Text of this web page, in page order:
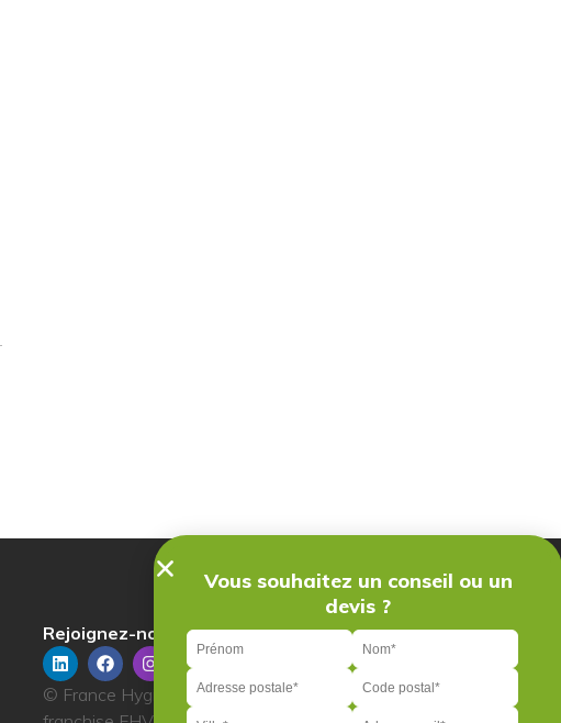
Rejoignez-nous sur :
© France Hygiène Ventilation 2023 | Réseau de
Vous souhaitez un conseil ou un
devis ?